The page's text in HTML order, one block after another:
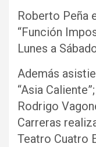
Roberto Peña
“Función
Lunes a
Además
“Asia
Rodrigo
Carreras
Teatro Cuatro